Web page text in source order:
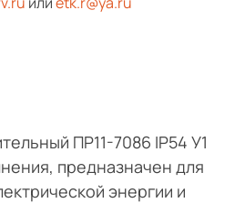
ПР11-7086 IP54 У1
предназначен для
энергии и